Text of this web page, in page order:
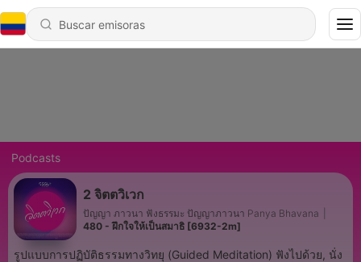
Podcasts
2 จิตตวิเวก
ปัญญา ภาวนา ฟังธรรมะ ปัญญาภาวนา Panya Bhavana
480 - ฝึกใจให้เป็นสมาธิ [6932-2m]
รูปแบบการปฏิบัติธรรมทางวิทยุ (Guided Meditation) ฟังไปด้วย, นั่ง